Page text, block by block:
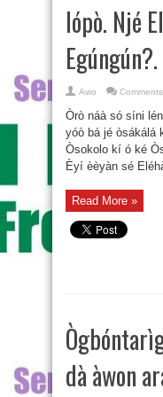
lópò. Njé
Egúngún?.
Awo
Òrò náà só síni
yóò bá jé òsákálá
Òsokolo kí ó ké
Èyí èèyàn sé
Read More »
dà àwon